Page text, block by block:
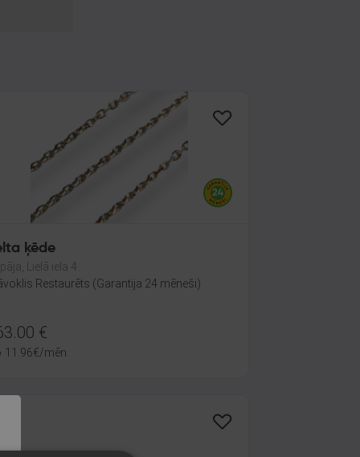
ķēde
Lielā iela 4
Restaurēts (Garantija 24 mēneši)
€
11.96€/mēn.